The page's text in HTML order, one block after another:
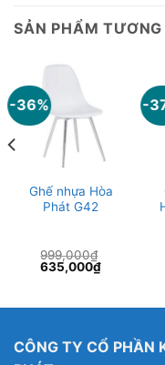
SẢN PHẨM
-36%
Ghế nhựa Hòa
Phát G42
999,000₫
Giá
635,000₫Giá
-
CÔNG TY CỔ PHẦN